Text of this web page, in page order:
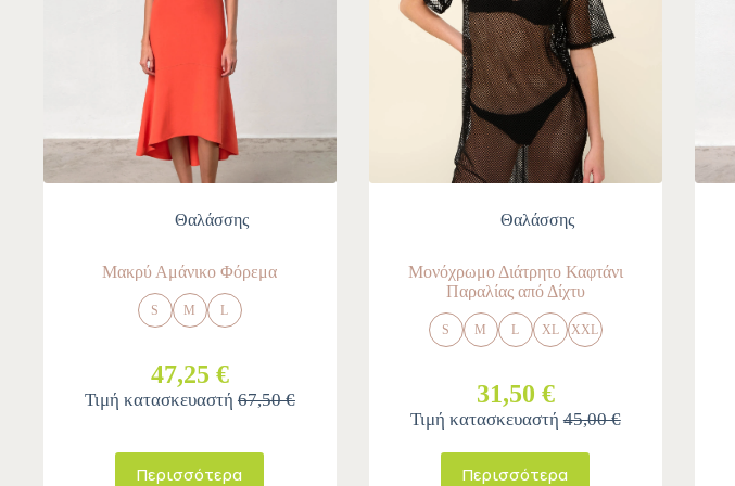
Θαλάσσης
Μακρύ Αμάνικο Φόρεμα
S M L
47,25 €
Τιμή κατασκευαστή 67,50 €
Περισσότερα
Θαλάσσης
Μονόχρωμο Διάτρητο Καφτάνι
Παραλίας από Δίχτυ
S M L XL XXL
31,50 €
Τιμή κατασκευαστή45,00 €
Περισσότερα